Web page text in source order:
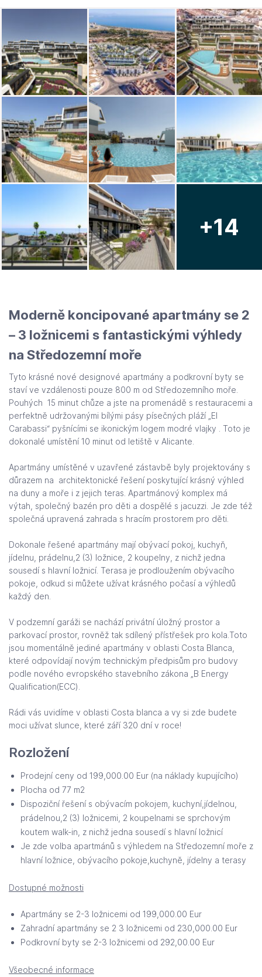
+14
Moderně koncipované apartmány se 2
– 3 ložnicemi s fantastickými výhledy
na Středozemní moře
Tyto krásné nové designové apartmány a podkrovní byty se
staví ve vzdálenosti pouze 800 m od Středozemního moře.
Pouhých 15 minut chůze a jste na promenádě s restauracemi a
perfektně udržovanými bílými pásy písečných pláží „El
Carabassi“ pyšnícími se ikonickým logem modré vlajky . Toto je
dokonalé umístění 10 minut od letiště v Alicante.
Apartmány umístěné v uzavřené zástavbě byly projektovány s
důrazem na architektonické řešení poskytující krásný výhled
na duny a moře i z jejich teras. Apartmánový komplex má
výtah, společný bazén pro děti a dospělé s jacuzzi. Je zde též
společná upravená zahrada s hracím prostorem pro děti.
Dokonale řešené apartmány mají obývací pokoj, kuchyň,
jídelnu, prádelnu,2 (3) ložnice, 2 koupelny, z nichž jedna
sousedí s hlavní ložnicí. Terasa je prodloužením obývacího
pokoje, odkud si můžete užívat krásného počasí a výhledů
každý den.
V podzemní garáži se nachází privátní úložný prostor a
parkovací prostor, rovněž tak sdílený přístřešek pro kola.Toto
jsou momentálně jediné apartmány v oblasti Costa Blanca,
které odpovídají novým technickým předpisům pro budovy
podle nového evropského stavebního zákona „B Energy
Qualification(ECC).
Rádi vás uvidíme v oblasti Costa blanca a vy si zde budete
moci užívat slunce, které září 320 dní v roce!
Rozložení
Prodejní ceny od 199,000.00 Eur (na náklady kupujícího)
Plocha od 77 m2
Dispoziční řešení s obývacím pokojem, kuchyní,jídelnou,
prádelnou,2 (3) ložnicemi, 2 koupelnami se sprchovým
koutem walk-in, z nichž jedna sousedí s hlavní ložnicí
Je zde volba apartmánů s výhledem na Středozemní moře z
hlavní ložnice, obývacího pokoje,kuchyně, jídelny a terasy
Dostupné možnosti
Apartmány se 2-3 ložnicemi od 199,000.00 Eur
Zahradní apartmány se 2 3 ložnicemi od 230,000.00 Eur
Podkrovní byty se 2-3 ložnicemi od 292,00.00 Eur
Všeobecné informace